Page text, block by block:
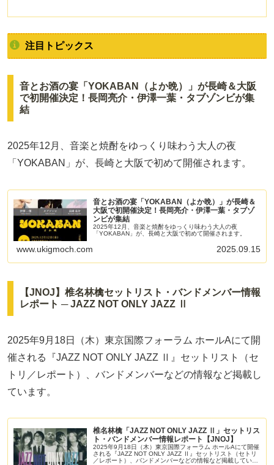
注目トピックス
音とお酒の宴「YOKABAN（よか晩）」が長崎＆大阪
で初開催決定！長岡亮介・伊澤一葉・タブゾンビが集
結
2025年12月、音楽と焼酎をゆっくり味わう大人の夜
「YOKABAN」が、長崎と大阪で初めて開催されます。
音とお酒の宴「YOKABAN（よか晩）」が長崎＆
大阪で初開催決定！長岡亮介・伊澤一葉・タブゾ
ンビが集結
2025年12月、音楽と焼酎をゆっくり味わう大人の夜
「YOKABAN」が、長崎と大阪で初めて開催されます。
www.ukigmoch.com 2025.09.15
【JNOJ】椎名林檎セットリスト・バンドメンバー情報
レポート ─ JAZZ NOT ONLY JAZZ Ⅱ
2025年9月18日（木）東京国際フォーラム ホールAにて開
催される『JAZZ NOT ONLY JAZZ Ⅱ』セットリスト（セ
トリ／レポート）、バンドメンバーなどの情報など掲載し
ています。
椎名林檎「JAZZ NOT ONLY JAZZ Ⅱ」セットリス
ト・バンドメンバー情報レポート【JNOJ】
2025年9月18日（木）東京国際フォーラム ホールAにて開催
される『JAZZ NOT ONLY JAZZ Ⅱ』セットリスト（セトリ
／レポート）、バンドメンバーなどの情報など掲載していま